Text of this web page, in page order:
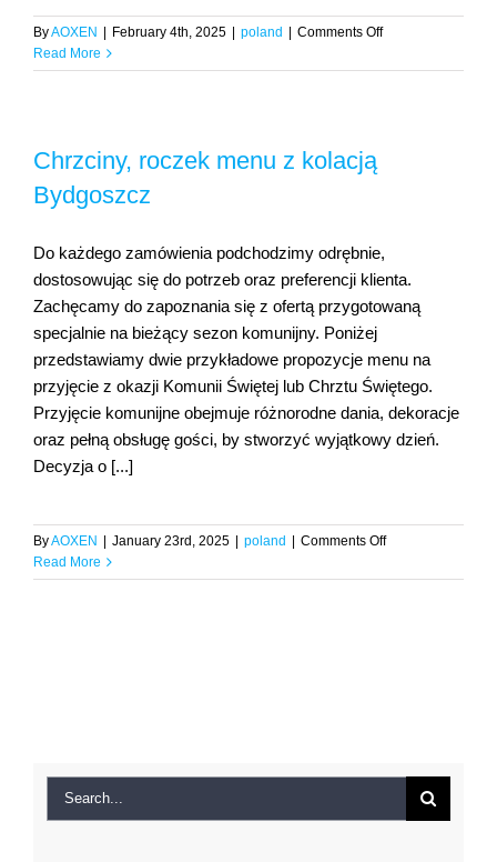
ByAOXEN February 4th, 2025 poland Comments Offon
zabezpieczeń
Read More
Chrzciny, roczek menu z kolacją
Bydgoszcz
Do każdego zamówienia podchodzimy odrębnie,
dostosowując się do potrzeb oraz preferencji klienta.
Zachęcamy do zapoznania się z ofertą przygotowaną
specjalnie na bieżący sezon komunijny. Poniżej
przedstawiamy dwie przykładowe propozycje menu na
przyjęcie z okazji Komunii Świętej lub Chrztu Świętego.
Przyjęcie komunijne obejmuje różnorodne dania, dekoracje
oraz pełną obsługę gości, by stworzyć wyjątkowy dzień.
Decyzja o [...]
ByAOXEN January 23rd, 2025 poland Comments Offon
roczek
Read More
Search